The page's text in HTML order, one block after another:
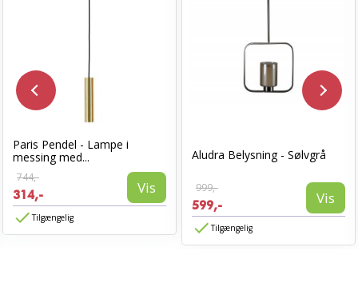
Paris Pendel - Lampe i
messing med...
744,-
314,- Vis
Tilgængelig
Aludra Belysning - Sølvgrå
999,-
599,- Vis
Tilgængelig